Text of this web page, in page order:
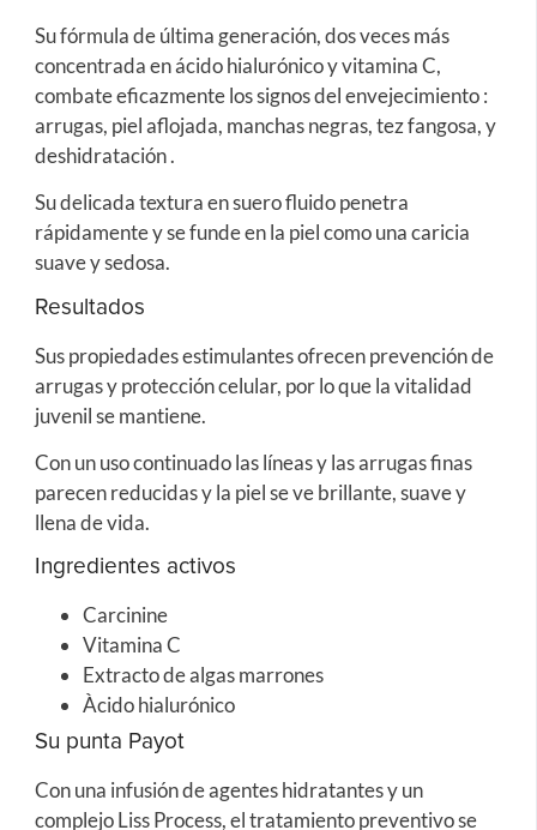
Su fórmula de última generación, dos veces más
concentrada en ácido hialurónico y vitamina C,
combate eficazmente los signos del envejecimiento :
arrugas, piel aflojada, manchas negras, tez fangosa, y
deshidratación .
Su delicada textura en suero fluido penetra
rápidamente y se funde en la piel como una caricia
suave y sedosa.
Resultados
Sus propiedades estimulantes ofrecen prevención de
arrugas y protección celular, por lo que la vitalidad
juvenil se mantiene.
Con un uso continuado las líneas y las arrugas finas
parecen reducidas y la piel se ve brillante, suave y
llena de vida.
Ingredientes activos
Carcinine
Vitamina C
Extracto de algas marrones
Àcido hialurónico
Su punta Payot
Con una infusión de agentes hidratantes y un
complejo Liss Process, el tratamiento preventivo se